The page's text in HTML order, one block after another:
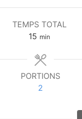
TEMPS TOTAL
15 min
PORTIONS
2